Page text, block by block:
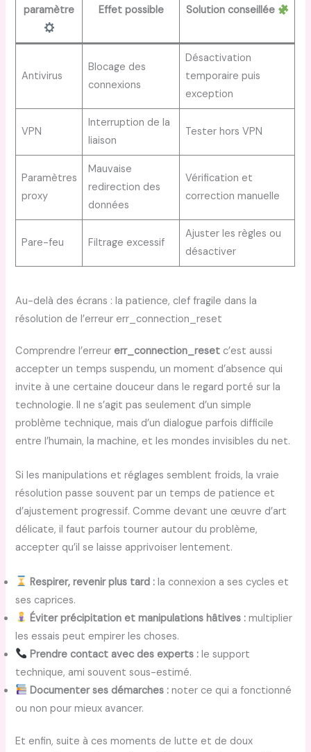
paramètre
Effet possible Solution conseillée
Antivirus
Blocage des
connexions
Désactivation
temporaire puis
exception
VPN
Interruption de la
liaison
Tester hors VPN
Paramètres
proxy
Mauvaise
redirection des
données
Vérification et
correction manuelle
Pare-feu Filtrage excessif
Ajuster les règles ou
désactiver
Au-delà des écrans : la patience, clef fragile dans la
résolution de l’erreur err_connection_reset
Comprendre l’erreurerr_connection_reset c’est aussi
accepter un temps suspendu, un moment d’absence qui
invite à une certaine douceur dans le regard porté sur la
technologie. Il ne s’agit pas seulement d’un simple
problème technique, mais d’un dialogue parfois difficile
entre l’humain, la machine, et les mondes invisibles du net.
Si les manipulations et réglages semblent froids, la vraie
résolution passe souvent par un temps de patience et
d’ajustement progressif. Comme devant une œuvre d’art
délicate, il faut parfois tourner autour du problème,
accepter qu’il se laisse apprivoiser lentement.
Respirer, revenir plus tard : la connexion a ses cycles et
ses caprices.
Éviter précipitation et manipulations hâtives : multiplier
les essais peut empirer les choses.
Prendre contact avec des experts : le support
technique, ami souvent sous-estimé.
Documenter ses démarches : noter ce qui a fonctionné
ou non pour mieux avancer.
Et enfin, suite à ces moments de lutte et de doux